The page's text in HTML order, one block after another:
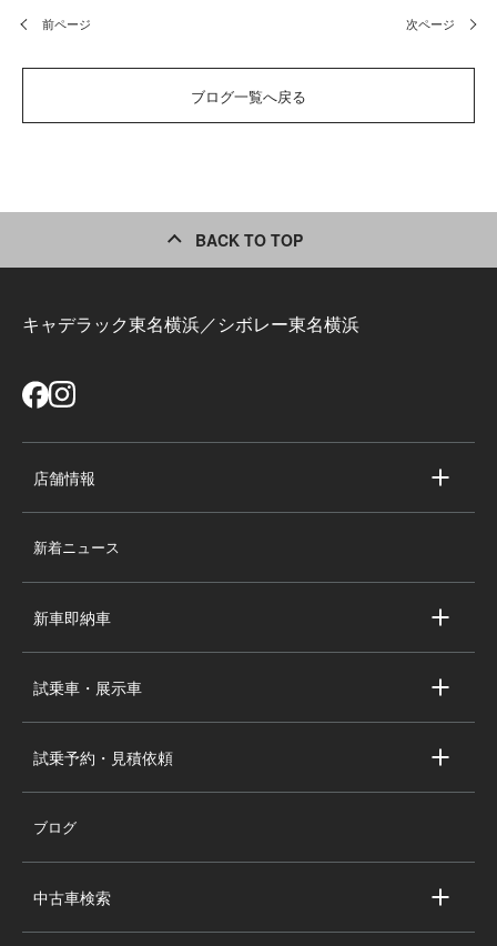
前ページ 次ページ
ブログ一覧へ戻る
BACK TO TOP
キャデラック東名横浜／シボレー東名横浜
店舗情報
スタッフ紹介
新着ニュース
新車即納車
シボレー新車即納車
試乗車・展示車
シボレー試乗車・展示車
試乗予約・見積依頼
試乗予約
ブログ
中古車検索